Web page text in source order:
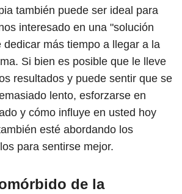
también puede ser ideal para
interesado en una "solución
dedicar más tiempo a llegar a la
Si bien es posible que le lleve
resultados y puede sentir que se
lento, esforzarse en
y cómo influye en usted hoy
esté abordando los
para sentirse mejor.
de la